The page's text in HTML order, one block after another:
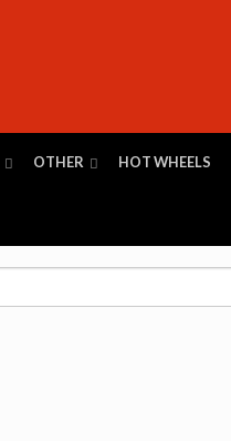
OTHER HOT WHEELS